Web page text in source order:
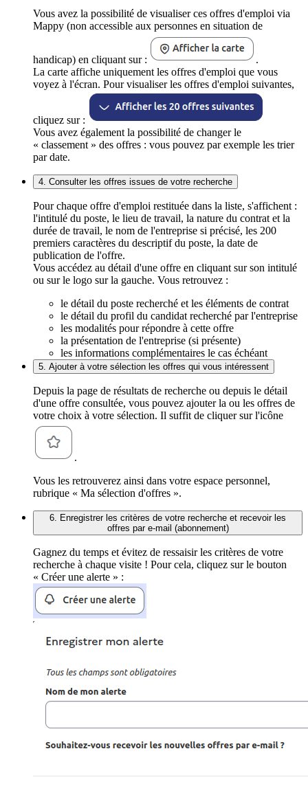
Vous avez la possibilité de visualiser ces offres d'emploi via
Mappy (non accessible aux personnes en situation de
handicap) en cliquant sur :
.
La carte affiche uniquement les offres d'emploi que vous
voyez à l'écran. Pour visualiser les offres d'emploi suivantes,
cliquez sur :
Vous avez également la possibilité de changer le
« classement » des offres : vous pouvez par exemple les trier
par date.
4. Consulter les offres issues de votre recherche
Pour chaque offre d'emploi restituée dans la liste, s'affichent :
l'intitulé du poste, le lieu de travail, la nature du contrat et la
durée de travail, le nom de l'entreprise si précisé, les 200
premiers caractères du descriptif du poste, la date de
publication de l'offre.
Vous accédez au détail d'une offre en cliquant sur son intitulé
ou sur le logo sur la gauche. Vous retrouvez :
le détail du poste recherché et les éléments de contrat
le détail du profil du candidat recherché par l'entreprise
les modalités pour répondre à cette offre
la présentation de l'entreprise (si présente)
les informations complémentaires le cas échéant
5. Ajouter à votre sélection les offres qui vous intéressent
Depuis la page de résultats de recherche ou depuis le détail
d'une offre consultée, vous pouvez ajouter la ou les offres de
votre choix à votre sélection. Il suffit de cliquer sur l'icône
.
Vous les retrouverez ainsi dans votre espace personnel,
rubrique « Ma sélection d'offres ».
6. Enregistrer les critères de votre recherche et recevoir les
offres par e-mail (abonnement)
Gagnez du temps et évitez de ressaisir les critères de votre
recherche à chaque visite ! Pour cela, cliquez sur le bouton
« Créer une alerte » :